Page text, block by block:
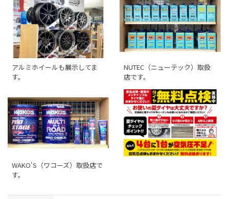
アルミホイールも展示してま
す。
NUTEC（ニューテック）取扱
店です。
WAKO'S（ワコーズ）取扱店で
す。